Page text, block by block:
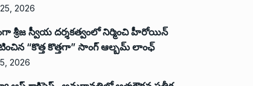
2026
శ్రీజ స్వీయ దర్శకత్వంలో నిర్మించి హీరోయిన్
“కొత్త కొత్తగా” సాంగ్ ఆల్బమ్ లాంఛ్
2026